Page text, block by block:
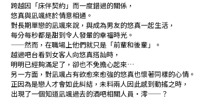
跨越因「床伴契約」而一度錯過的關係，
悠真與凪颯終於情意相通。
對長期單戀的凪颯來說，與成為男友的悠真一起生活，
每分每秒都是甜到令人發暈的幸福時光。
——然而，在職場上他們就只是「前輩和後輩」。
越過吧台看到女客人向悠真搭訕時，
明明已經夠滿足了，卻也不免擔心起來…
另一方面，對凪颯占有欲愈來愈強的悠真也懷著同樣的心情。
正因為是戀人才會如此糾結，未料兩人因此感到動搖之時，
出現了一個知道凪颯過去的酒吧相關人員・澪——？